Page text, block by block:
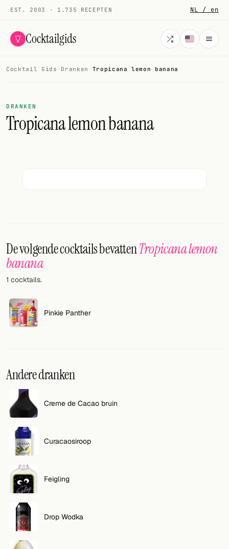
EST. 2003 · 1.735 RECEPTEN NL / en
Cocktailgids
Alle cocktails
Voeg hier uw eigen cocktail of smoothie toe.
BAR
Alle dranken
Tools
Cocktail bar
Eenheden
Links
Zoeken
VOLG
Twitter
Facebook
RSS
Cocktail Gids · Dranken · Tropicana lemon banana
DRANKEN
Tropicana lemon banana
De volgende cocktails bevattenTropicana lemon
banana
1 cocktails.
Pinkie Panther
Andere dranken
Creme de Cacao bruin
Curacaosiroop
Feigling
Drop Wodka